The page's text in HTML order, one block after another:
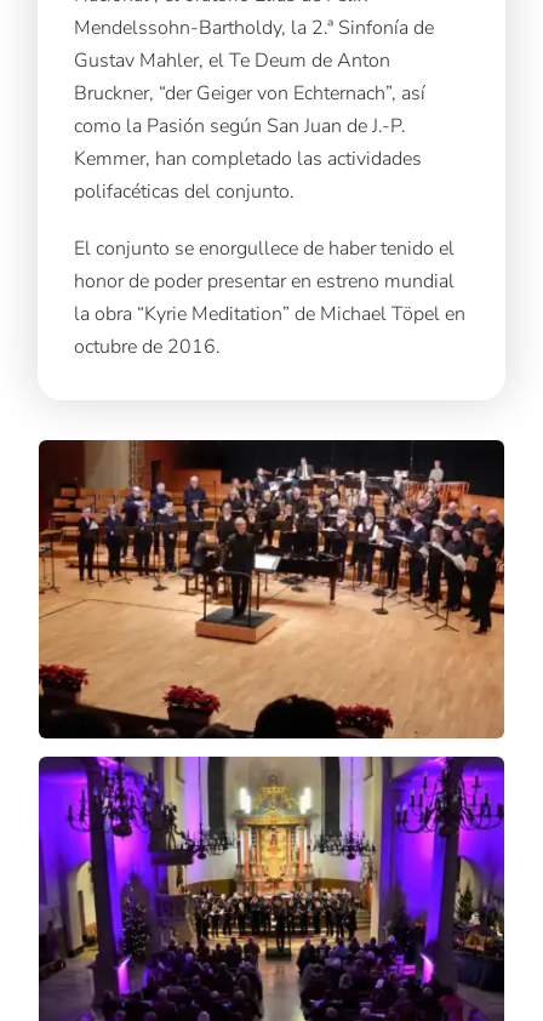
Mendelssohn-Bartholdy, la 2.ª Sinfonía de
Gustav Mahler, el Te Deum de Anton
Bruckner, “der Geiger von Echternach”, así
como la Pasión según San Juan de J.-P.
Kemmer, han completado las actividades
polifacéticas del conjunto.
El conjunto se enorgullece de haber tenido el
honor de poder presentar en estreno mundial
la obra “Kyrie Meditation” de Michael Töpel en
octubre de 2016.